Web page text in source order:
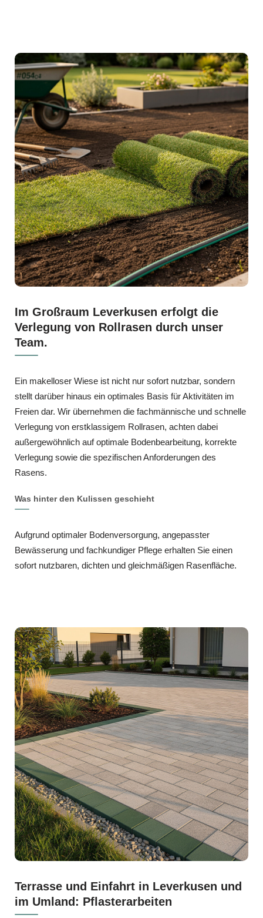
Im Großraum Leverkusen erfolgt die
Verlegung von Rollrasen durch unser
Team.
Ein makelloser Wiese ist nicht nur sofort nutzbar, sondern
stellt darüber hinaus ein optimales Basis für Aktivitäten im
Freien dar. Wir übernehmen die fachmännische und schnelle
Verlegung von erstklassigem Rollrasen, achten dabei
außergewöhnlich auf optimale Bodenbearbeitung, korrekte
Verlegung sowie die spezifischen Anforderungen des
Rasens.
Was hinter den Kulissen geschieht
Aufgrund optimaler Bodenversorgung, angepasster
Bewässerung und fachkundiger Pflege erhalten Sie einen
sofort nutzbaren, dichten und gleichmäßigen Rasenfläche.
Terrasse und Einfahrt in Leverkusen und
im Umland: Pflasterarbeiten